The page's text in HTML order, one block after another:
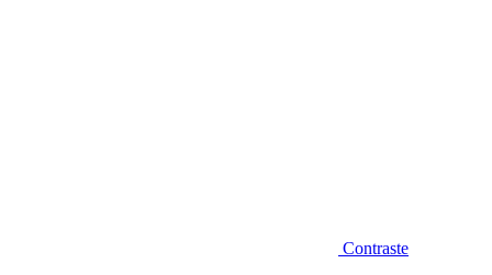
Contraste